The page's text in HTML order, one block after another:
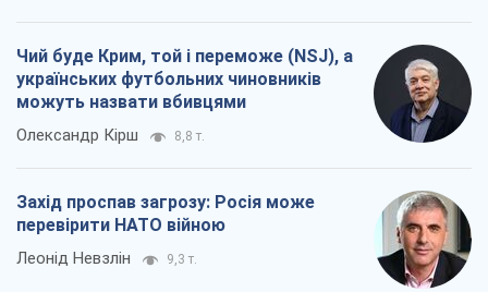
Чий буде Крим, той і переможе (NSJ), а
українських футбольних чиновників
можуть назвати вбивцями
Олександр Кірш 8,8 т.
Захід проспав загрозу: Росія може
перевірити НАТО війною
Леонід Невзлін 9,3 т.